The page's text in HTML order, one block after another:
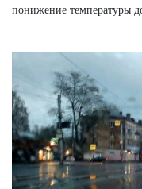
понижение температуры